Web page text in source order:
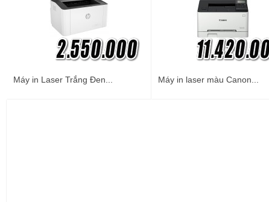
Máy in Laser Trắng Đen... Máy in laser màu Canon...